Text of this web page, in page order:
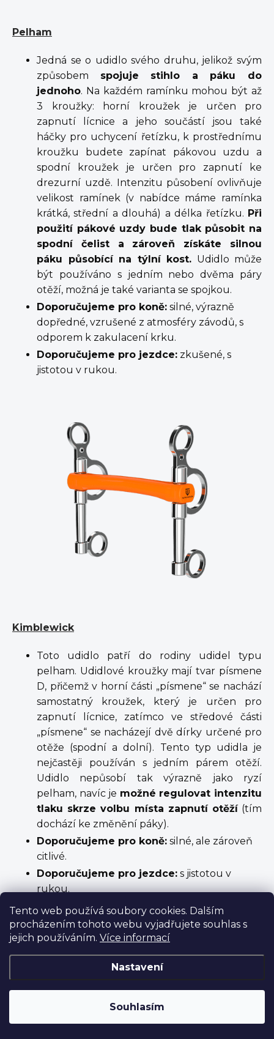
Tento web používá soubory cookies. Dalším
procházením tohoto webu vyjadřujete souhlas s
jejich používáním. Více informací
Nastavení
Souhlasím
Pelham
Jedná se o udidlo svého druhu, jelikož svým
způsobem spojuje stihlo a páku do
jednoho. Na každém ramínku mohou být až
3 kroužky: horní kroužek je určen pro
zapnutí lícnice a jeho součástí jsou také
háčky pro uchycení řetízku, k prostřednímu
kroužku budete zapínat pákovou uzdu a
spodní kroužek je určen pro zapnutí ke
drezurní uzdě. Intenzitu působení ovlivňuje
velikost ramínek (v nabídce máme ramínka
krátká, střední a dlouhá) a délka řetízku. Při
použití pákové uzdy bude tlak působit na
spodní čelist a zároveň získáte silnou
páku působící na týlní kost. Udidlo může
být používáno s jedním nebo dvěma páry
otěží, možná je také varianta se spojkou.
Doporučujeme pro koně: silné, výrazně
dopředné, vzrušené z atmosféry závodů, s
odporem k zakulacení krku.
Doporučujeme pro jezdce: zkušené, s
jistotou v rukou.
Kimblewick
Toto udidlo patří do rodiny udidel typu
pelham. Udidlové kroužky mají tvar písmene
D, přičemž v horní části „písmene“ se nachází
samostatný kroužek, který je určen pro
zapnutí lícnice, zatímco ve středové části
„písmene“ se nacházejí dvě dírky určené pro
otěže (spodní a dolní). Tento typ udidla je
nejčastěji používán s jedním párem otěží.
Udidlo nepůsobí tak výrazně jako ryzí
pelham, navíc je možné regulovat intenzitu
tlaku skrze volbu místa zapnutí otěží(tím
dochází ke změnění páky).
Doporučujeme pro koně: silné, ale zároveň
citlivé.
Doporučujeme pro jezdce: s jistotou v
rukou.